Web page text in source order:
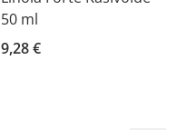
50 ml
9,28 €